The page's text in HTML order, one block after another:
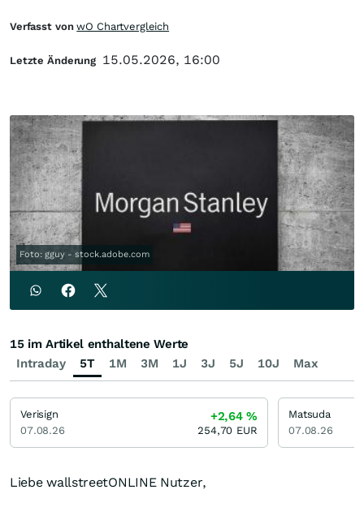
Foto: gguy - stock.adobe.com
Liebe wallstreetONLINE Nutzer,
Verfasst vonwO Chartvergleich
Letzte Änderung 15.05.2026, 16:00
Intraday 5T 1M 3M 1J 3J 5J 10J Max
15 im Artikel enthaltene Werte
Verisign
07.08.26
+2,64%
254,70 EUR
Matsuda
07.08.26